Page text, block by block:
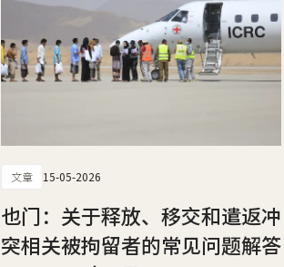
文章 15-05-2026
也门：关于释放、移交和遣返冲
突相关被拘留者的常见问题解答